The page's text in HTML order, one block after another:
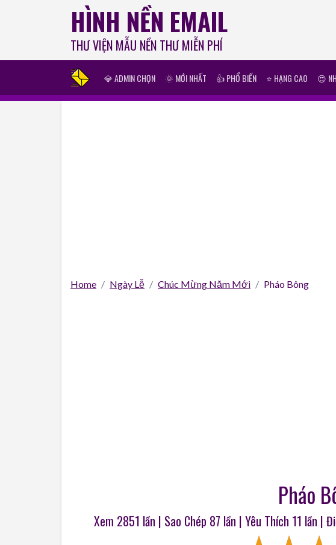
HÌNH NỀN EMAIL
THƯ VIỆN MẪU NỀN THƯ MIỄN PHÍ
💎 ADMIN CHỌN 🌞 MỚI NHẤT 👍 PHỔ BIẾN ⭐ HẠNG CAO 😍
Home Ngày Lễ Chúc Mừng Năm Mới Pháo Bông
Pháo
Xem 2851 lần | Sao Chép 87 lần | Yêu Thích 11 lần |